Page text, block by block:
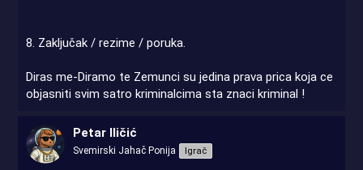
8. Zaključak / rezime / poruka.
Diras me-Diramo te Zemunci su jedina prava prica koja ce
objasniti svim satro kriminalcima sta znaci kriminal !
Petar Iličić
Svemirski Jahač Ponija Igrač